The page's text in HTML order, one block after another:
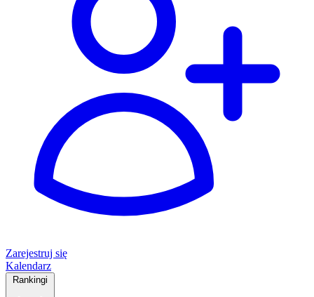
Zarejestruj się
Kalendarz
Rankingi